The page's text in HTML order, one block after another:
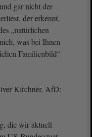
gar nicht der
der erkennt,
„natürlichen
was bei Ihnen
Familienbild“
Kirchner, AfD:
die wir aktuell